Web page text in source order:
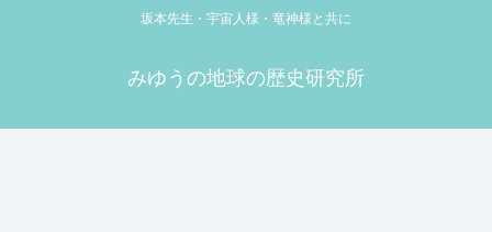
坂本先生・宇宙人様・竜神様と共に
みゆうの地球の歴史研究所